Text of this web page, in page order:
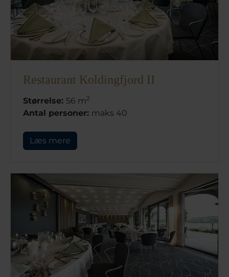
Restaurant Koldingfjord II
Størrelse: 56 m2
Antal personer: maks 40
Læs mere